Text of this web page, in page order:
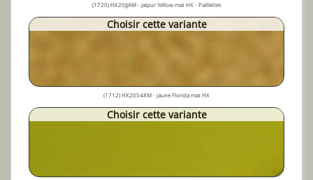
(1720) HX20JJAM - Jaïpur Yellow mat HX - Paillettes
Choisir cette variante
(1712) HX20548M - Jaune Florida mat HX
Choisir cette variante